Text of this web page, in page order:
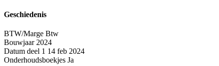
Geschiedenis
BTW/Marge Btw
Bouwjaar 2024
Datum deel 1 14 feb 2024
Onderhoudsboekjes Ja